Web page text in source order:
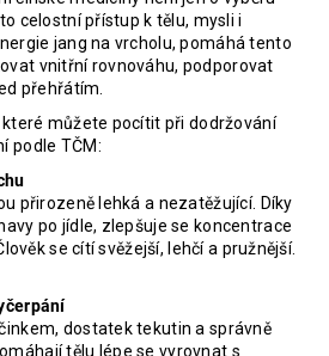
celostní přístup k tělu, mysli i
jang na vrcholu, pomáhá tento
vnitřní rovnováhu, podporovat
přehřátím.
které můžete pocítit při dodržování
podle TČM:
přirozeně lehká a nezatěžující. Díky
po jídle, zlepšuje se koncentrace
se cítí svěžejší, lehčí a pružnější.
dostatek tekutin a správně
tělu lépe se vyrovnat s